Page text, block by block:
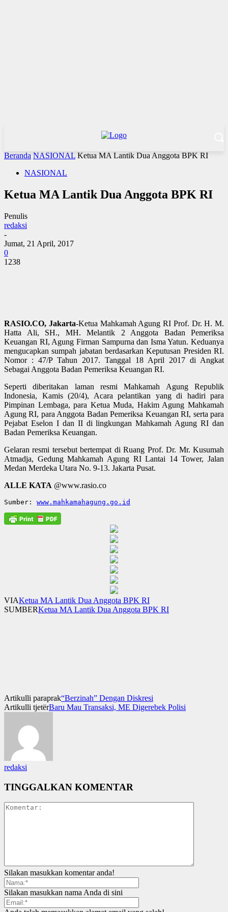
Beranda NASIONAL Ketua MA Lantik Dua Anggota BPK RI
NASIONAL
Ketua MA Lantik Dua Anggota BPK RI
Penulis
redaksi
-
Jumat, 21 April, 2017
0
1238
RASIO.CO, Jakarta-Ketua Mahkamah Agung RI Prof. Dr. H. M.
Hatta Ali, SH., MH. Melantik 2 Anggota Badan Pemeriksa
Keuangan RI, Agung Firman Sampurna dan Isma Yatun. Keduanya
mengucapkan sumpah jabatan berdasarkan Keputusan Presiden RI.
Nomor : 47/P Tahun 2017. Tanggal 18 April 2017 di Angkat
Sebagai Anggota Badan Pemeriksa Keuangan RI.
Seperti diberitakan laman resmi Mahkamah Agung Republik
Indonesia, Kamis (20/4), Acara pelantikan yang di hadiri para
Pimpinan Lembaga, para Ketua Muda, Hakim Agung Mahkamah
Agung RI, para Anggota Badan Pemeriksa Keuangan RI, serta para
Pejabat Eselon I dan II di lingkungan Mahkamah Agung RI dan
Badan Pemeriksa Keuangan.
Gelaran resmi tersebut bertempat di Ruang Prof. Dr. Mr. Kusumah
Atmadja, Gedung Mahkamah Agung RI Lantai 14 Tower, Jalan
Medan Merdeka Utara No. 9-13. Jakarta Pusat.
ALLE KATA @www.rasio.co
Sumber: www.mahkamahagung.go.id
VIAKetua MA Lantik Dua Anggota BPK RI
SUMBERKetua MA Lantik Dua Anggota BPK RI
Artikulli paraprak“Berzinah” Dengan Diskresi
Artikulli tjetërBaru Mau Transaksi, ME Digerebek Polisi
redaksi
TINGGALKAN KOMENTAR
Silakan masukkan komentar anda!
Silakan masukkan nama Anda di sini